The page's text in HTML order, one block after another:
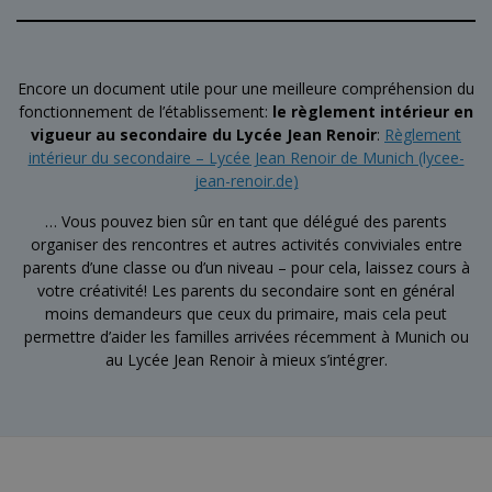
Encore un document utile pour une meilleure compréhension du
fonctionnement de l’établissement: le règlement intérieur en
vigueur au secondaire du Lycée Jean Renoir: Règlement
intérieur du secondaire – Lycée Jean Renoir de Munich (lycee-
jean-renoir.de)
… Vous pouvez bien sûr en tant que délégué des parents
organiser des rencontres et autres activités conviviales entre
parents d’une classe ou d’un niveau – pour cela, laissez cours à
votre créativité! Les parents du secondaire sont en général
moins demandeurs que ceux du primaire, mais cela peut
permettre d’aider les familles arrivées récemment à Munich ou
au Lycée Jean Renoir à mieux s’intégrer.